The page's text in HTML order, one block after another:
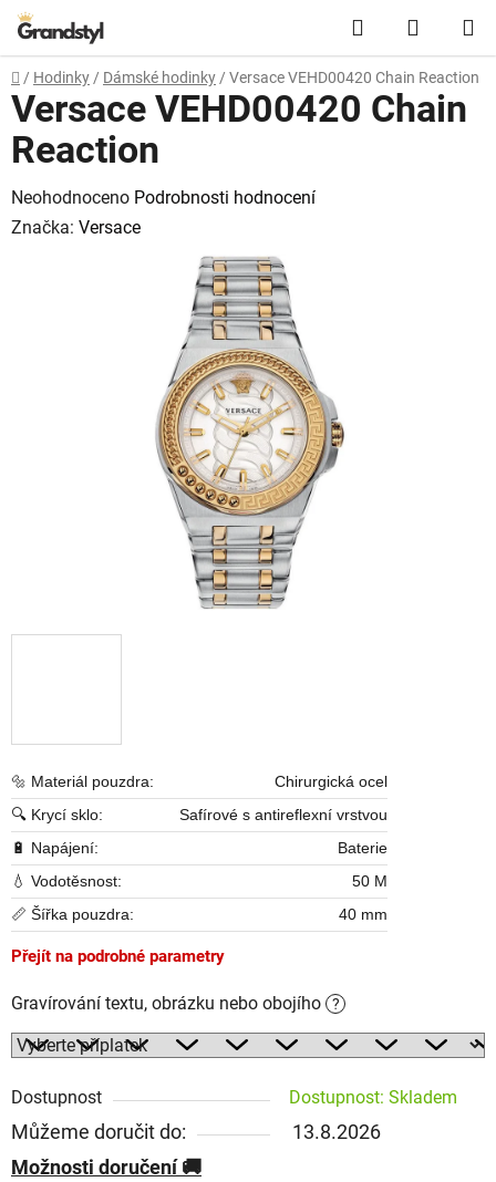
Přejít na obsah Hledat
Domů
/ Hodinky / Dámské hodinky / Versace VEHD00420 Chain Reaction
🔩 Materiál pouzdra:
Chirurgická ocel
🔍 Krycí sklo:
Safírové s antireflexní vrstvou
🔋 Napájení:
Baterie
💧 Vodotěsnost:
50 M
📏 Šířka pouzdra:
40 mm
Přejít na podrobné parametry
Gravírování textu, obrázku nebo obojího ?
Dostupnost Dostupnost: Skladem
Můžeme doručit do:
13.8.2026
Možnosti doručení
Versace VEHD00420 Chain
Reaction
Průměrné hodnocení produktu je 0,0 z 5 hvězdiček.
Neohodnoceno Podrobnosti hodnocení
Značka: Versace